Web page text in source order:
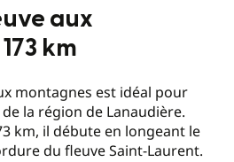
aux
km
montagnes est idéal pour
la région de Lanaudière.
km, il débute en longeant le
du fleuve Saint-Laurent.